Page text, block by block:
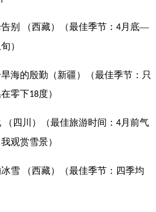
别 （西藏）（最佳季节： 4月底—
）
海的殷勤（新疆）（最佳季节：只
零下18度）
四川）（最佳旅游时间： 4月前气
观赏雪景）
雪 （西藏）（最佳季节：四季均